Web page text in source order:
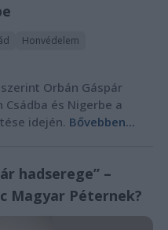
Honvédelem
Orbán Gáspár
és Nigerbe a
idején. Bővebben...
hadserege” –
Magyar Péternek?